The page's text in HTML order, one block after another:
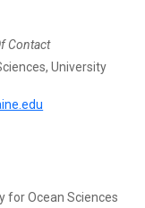
Contact
University
for Ocean Sciences